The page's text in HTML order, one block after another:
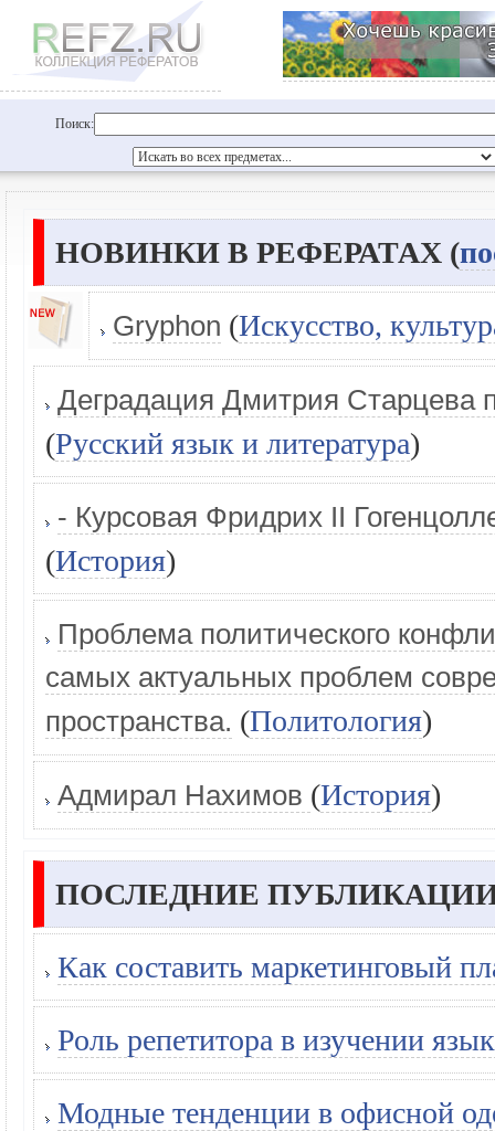
Поиск:
НОВИНКИ В РЕФЕРАТАХ (
Gryphon (Искусство,
Деградация Дмитрия Старцева
(Русский язык и литература)
- Курсовая Фридрих II
(История)
Проблема политического
самых актуальных проблем
пространства. (Политология)
Адмирал Нахимов (История)
ПОСЛЕДНИЕ
Как составить маркетинговый
Роль репетитора в изучении
Модные тенденции в офисной